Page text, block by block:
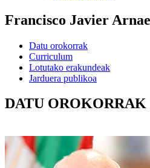
Francisco Javier
Datu orokorrak
Curriculum
Lotutako erakundeak
Jarduera publikoa
DATU OROKORRAK